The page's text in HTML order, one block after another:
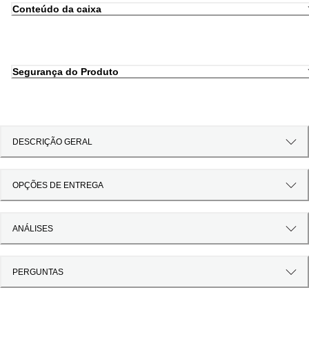
Conteúdo da caixa
Segurança do Produto
DESCRIÇÃO GERAL
OPÇÕES DE ENTREGA
ANÁLISES
PERGUNTAS